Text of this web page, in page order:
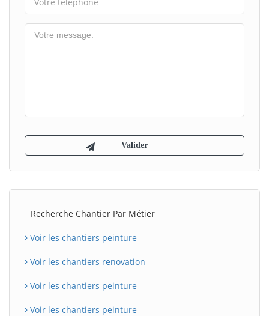
Recherche Chantier Par Métier
Voir les chantiers peinture
Voir les chantiers renovation
Voir les chantiers peinture
Voir les chantiers peinture